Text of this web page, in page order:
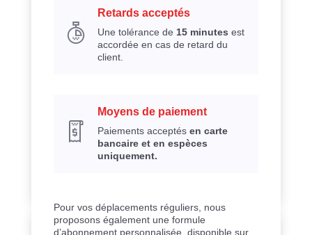
Retards acceptés
Une tolérance de 15 minutes est
accordée en cas de retard du
client.
Moyens de paiement
Paiements acceptés en carte
bancaire et en espèces
uniquement.
Pour vos déplacements réguliers, nous
proposons également une formule
d’abonnement personnalisée, disponible sur